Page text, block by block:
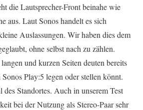
die Lautsprecher-Front beinahe wie
aus. Laut Sonos handelt es sich
Auslassungen. Wir haben dies dem
ohne selbst nach zu zählen.
und kurzen Seiten deuten bereits
Play:5 legen oder stellen könnt.
des Standortes. Auch in unserem Test
bei der Nutzung als Stereo-Paar sehr